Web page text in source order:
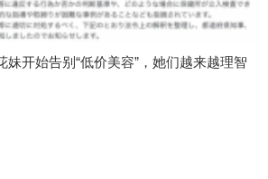
妹开始告别“低价美容”，她们越来越理智